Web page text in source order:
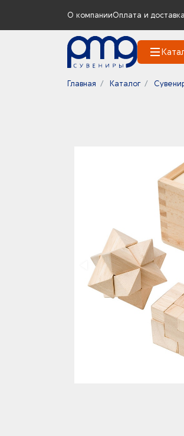
О компанииОплата и доставка
Главная Каталог